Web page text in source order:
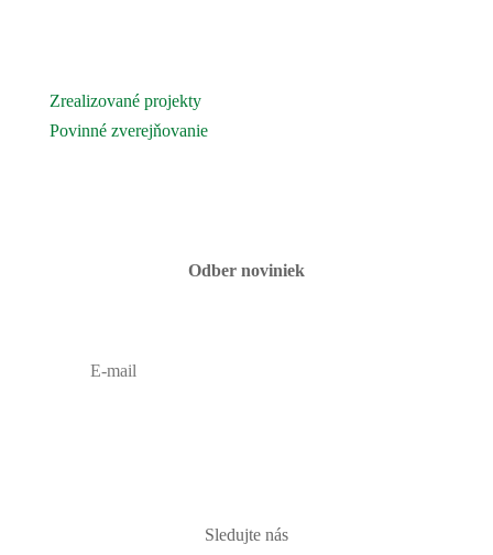
Zrealizované projekty
Povinné zverejňovanie
Odber noviniek
Sledujte nás